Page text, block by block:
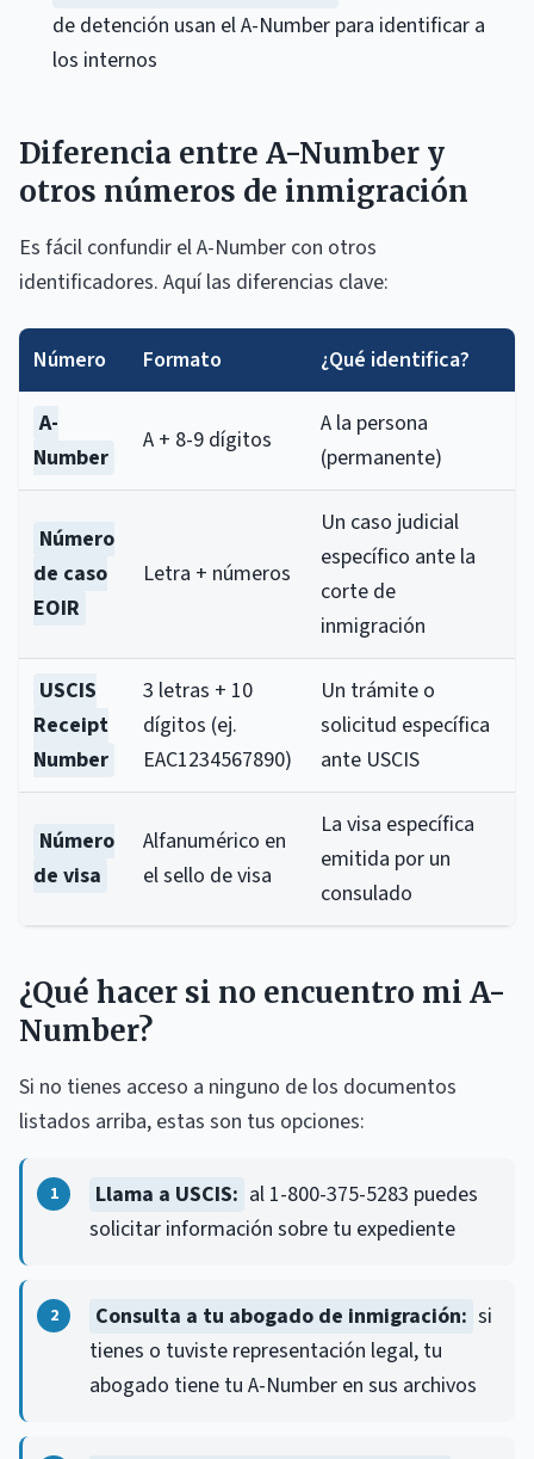
de detención usan el A-Number para identificar a
los internos
Diferencia entre A-Number y
otros números de inmigración
Es fácil confundir el A-Number con otros
identificadores. Aquí las diferencias clave:
Número Formato ¿Qué identifica?
A-
Number
A + 8-9 dígitos
A la persona
(permanente)
Número
de caso
EOIR
Letra + números
Un caso judicial
específico ante la
corte de
inmigración
USCIS
Receipt
Number
3 letras + 10
dígitos (ej.
EAC1234567890)
Un trámite o
solicitud específica
ante USCIS
Número
de visa
Alfanumérico en
el sello de visa
La visa específica
emitida por un
consulado
¿Qué hacer si no encuentro mi A-
Number?
Si no tienes acceso a ninguno de los documentos
listados arriba, estas son tus opciones:
Llama a USCIS: al 1-800-375-5283 puedes
solicitar información sobre tu expediente
Consulta a tu abogado de inmigración: si
tienes o tuviste representación legal, tu
abogado tiene tu A-Number en sus archivos